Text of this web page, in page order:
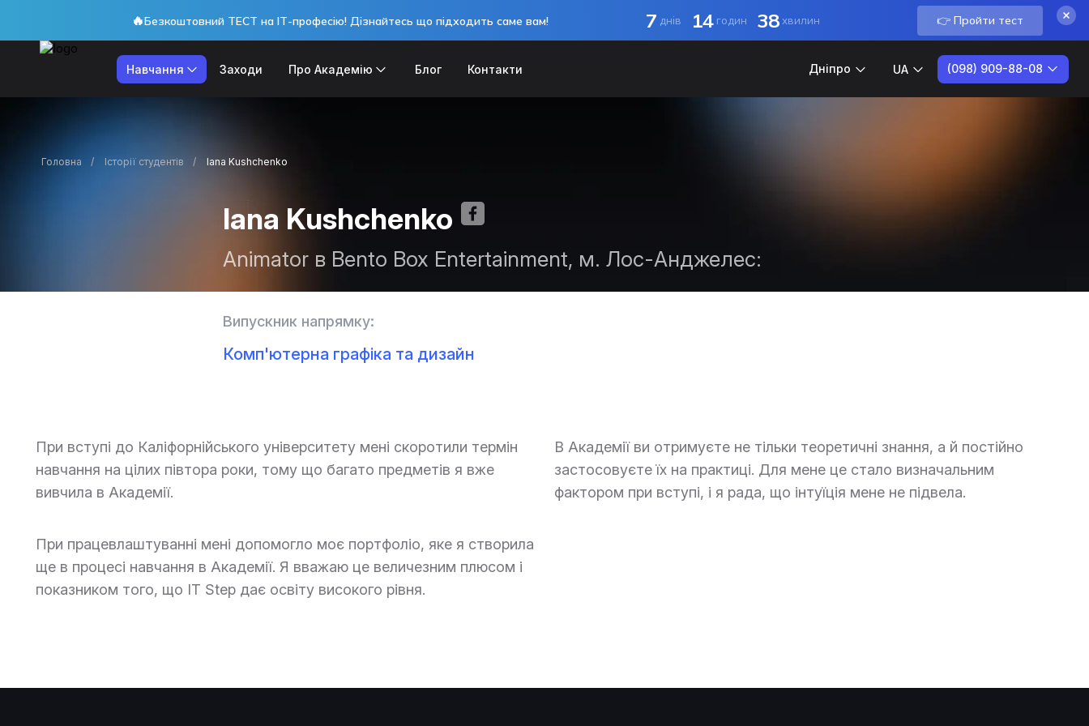
🔥Безкоштовний ТЕСТ на ІТ-професію! Дізнайтесь що підходить саме вам! 7 днів 14 годин 38хвилин 👉 Пройти тест
Навчання Заходи Про Академію Блог Контакти Дніпро UA (098) 909-88-08
Iana Kushchenko
Animator в Bento Box Entertainment, м. Лос-Анджелес:
Випускник напрямку:
Комп'ютерна графіка та дизайн
При вступі до Каліфорнійського університету мені скоротили термін
навчання на цілих півтора роки, тому що багато предметів я вже
вивчила в Академії.
В Академії ви отримуєте не тільки теоретичні знання, а й постійно
застосовуєте їх на практиці. Для мене це стало визначальним
фактором при вступі, і я рада, що інтуїція мене не підвела.
При працевлаштуванні мені допомогло моє портфоліо, яке я створила
ще в процесі навчання в Академії. Я вважаю це величезним плюсом і
показником того, що IT Step дає освіту високого рівня.
Головна Історії студентів Iana Kushchenko